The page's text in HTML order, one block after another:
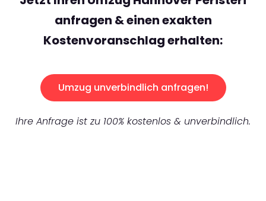
anfragen & einen exakten
Kostenvoranschlag erhalten:
Umzug unverbindlich anfragen!
Ihre Anfrage ist zu 100% kostenlos & unverbindlich.